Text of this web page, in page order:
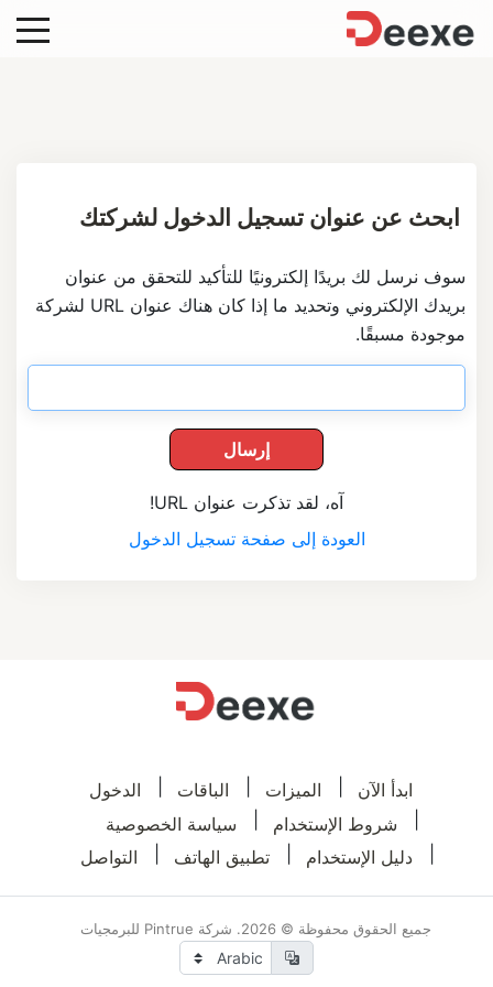
ابحث عن عنوان تسجيل الدخول لشركتك
سوف نرسل لك بريدًا إلكترونيًا للتأكيد للتحقق من عنوان
بريدك الإلكتروني وتحديد ما إذا كان هناك عنوان URL لشركة
موجودة مسبقًا.
إرسال
آه، لقد تذكرت عنوان URL!
العودة إلى صفحة تسجيل الدخول
ابدأ الآن الميزات الباقات
الدخول
شروط الإستخدام
سياسة الخصوصية
دليل الإستخدام
تطبيق الهاتف التواصل
جميع الحقوق محفوظة © 2026. شركة Pintrue للبرمجيات